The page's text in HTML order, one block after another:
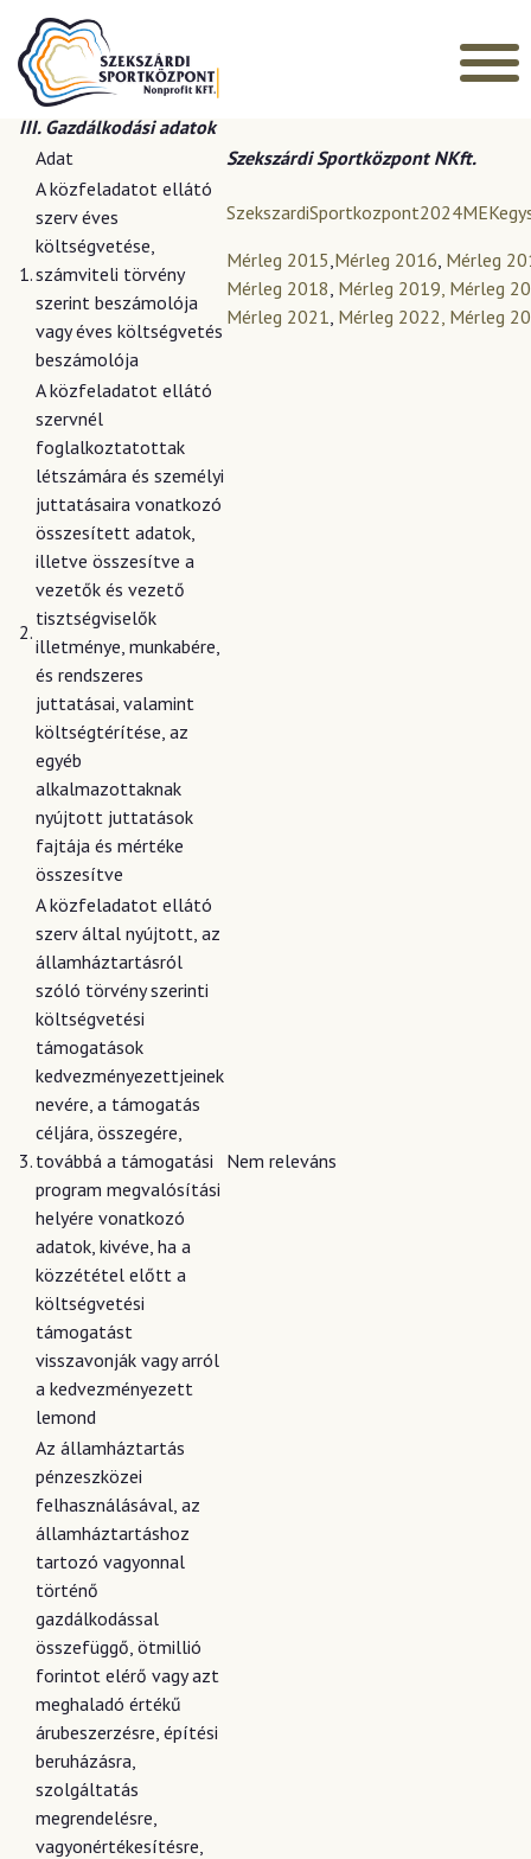
Főoldal»Közérdekű adatok
GAZDÁLKODÁSI ADATOK
III. Gazdálkodási adatok
Adat
Szekszárdi Sportközpont NKft.
1.
A közfeladatot ellátó
szerv éves
költségvetése,
számviteli törvény
szerint beszámolója
vagy éves költségvetés
beszámolója
Mérleg 2015,Mérleg 2016, Mérleg
Mérleg 2018, Mérleg 2019, Mérleg
Mérleg 2021, Mérleg 2022, Mérleg
2.
A közfeladatot ellátó
szervnél
foglalkoztatottak
létszámára és személyi
juttatásaira vonatkozó
összesített adatok,
illetve összesítve a
vezetők és vezető
tisztségviselők
illetménye, munkabére,
és rendszeres
juttatásai, valamint
költségtérítése, az
egyéb
alkalmazottaknak
nyújtott juttatások
fajtája és mértéke
összesítve
3.
A közfeladatot ellátó
szerv által nyújtott, az
államháztartásról
szóló törvény szerinti
költségvetési
támogatások
kedvezményezettjeinek
nevére, a támogatás
céljára, összegére,
továbbá a támogatási
program megvalósítási
helyére vonatkozó
adatok, kivéve, ha a
közzététel előtt a
költségvetési
támogatást
visszavonják vagy arról
a kedvezményezett
lemond
Nem releváns
Az államháztartás
pénzeszközei
felhasználásával, az
államháztartáshoz
tartozó vagyonnal
történő
gazdálkodással
összefüggő, ötmillió
forintot elérő vagy azt
meghaladó értékű
árubeszerzésre, építési
beruházásra,
szolgáltatás
megrendelésre,
vagyonértékesítésre,